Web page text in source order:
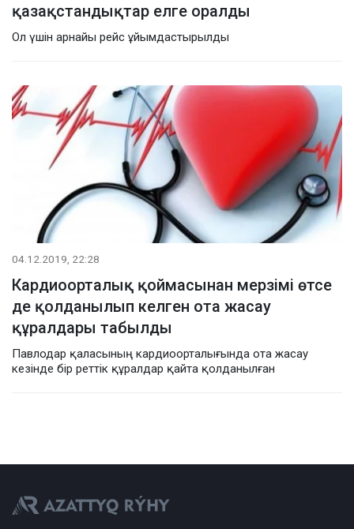
қазақстандықтар елге оралды
Ол үшін арнайы рейс ұйымдастырылды
04.12.2019, 22:28
Кардиоорталық қоймасынан мерзімі өтсе
де қолданылып келген ота жасау
құралдары табылды
Павлодар қаласының кардиоорталығында ота жасау
кезінде бір реттік құралдар қайта қолданылған